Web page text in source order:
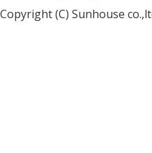
Copyright (C) Sunhouse